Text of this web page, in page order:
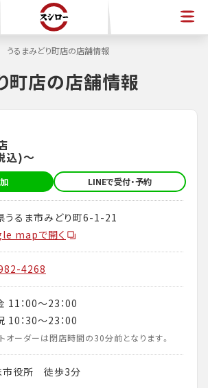
うるまみどり町店の店舗情報
町店の店舗情報
込)～
LINEで受付・予約
うるま市みどり町6-1-21
mapで開く
4268
11：00～23：00
10：30～23：00
オーダーは閉店時間の30分前となります。
市役所 徒歩3分